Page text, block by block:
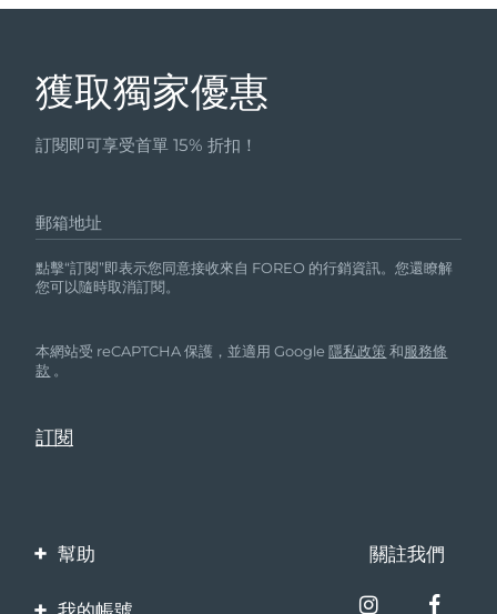
獲取獨家優惠
訂閱即可享受首單 15% 折扣！
郵箱地址
點擊“訂閱”即表示您同意接收來自 FOREO 的行銷資訊。您還瞭解
您可以隨時取消訂閱。
本網站受 reCAPTCHA 保護，並適用 Google隱私政策 和服務條
款 。
幫助
聯繫我們
關註我們